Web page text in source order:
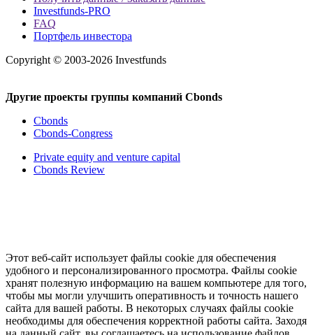
Investfunds-PRO
FAQ
Портфель инвестора
Copyright © 2003-2026 Investfunds
Другие проекты группы компаний Cbonds
Cbonds
Cbonds-Congress
Private equity and venture capital
Cbonds Review
Этот веб-сайт использует файлы cookie для обеспечения
удобного и персонализированного просмотра. Файлы cookie
хранят полезную информацию на вашем компьютере для того,
чтобы мы могли улучшить оперативность и точность нашего
сайта для вашей работы. В некоторых случаях файлы cookie
необходимы для обеспечения корректной работы сайта. Заходя